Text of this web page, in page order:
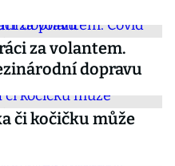
za volantem.
dopravu
či kočičku může